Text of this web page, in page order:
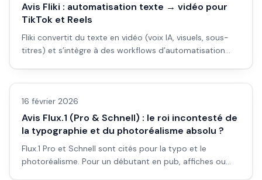
Avis Fliki : automatisation texte → vidéo pour
TikTok et Reels
Fliki convertit du texte en vidéo (voix IA, visuels, sous-
titres) et s’intègre à des workflows d’automatisation
Avis outils/services
16 février 2026
Avis Flux.1 (Pro & Schnell) : le roi incontesté de
la typographie et du photoréalisme absolu ?
Flux.1 Pro et Schnell sont cités pour la typo et le
photoréalisme. Pour un débutant en pub, affiches ou